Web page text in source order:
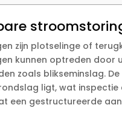
zijn plotselinge of
kunnen optreden
zoals blikseminslag.​
ligt, wat inspectie
een gestructureerde